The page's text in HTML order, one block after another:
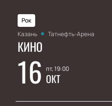
Рок
Казань
Татнефть-Арена
КИНО
16 пт, 19:00
ОКТ